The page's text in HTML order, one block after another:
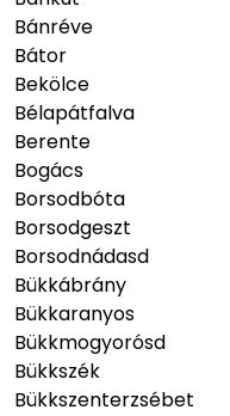
Bánréve
Bátor
Bekölce
Bélapátfalva
Berente
Bogács
Borsodbóta
Borsodgeszt
Borsodnádasd
Bükkábrány
Bükkaranyos
Bükkmogyorósd
Bükkszék
Bükkszenterzsébet